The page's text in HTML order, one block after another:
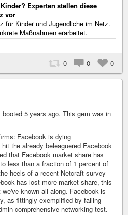
Experten stellen diese
vor
für Kinder und Jugendliche im Netz.
Maßnahmen erarbeitet.
0 0 0
5 years ago. This gem was in
Facebook is dying
the already beleaguered Facebook
that Facebook market share has
less than a fraction of 1 percent of
heels of a recent Netcraft survey
has lost more market share, this
known all along. Facebook is
as fittingly exemplified by failing
comprehensive networking test.